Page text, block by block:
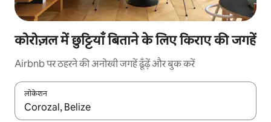
कोरोज़ल में छुट्टियाँ बिताने के लिए किराए की जगहें
Airbnb पर ठहरने की अनोखी जगहें ढूँढ़ें और बुक करें
लोकेशन
नतीजों के उपलब्ध होने पर, अप और डाउन 'ऐरो की' का इस्तेमाल करके नेविगेट